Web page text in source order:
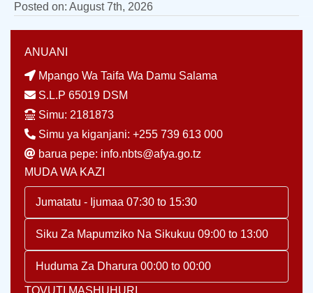
navigation
Posted on: August 7th, 2026
Record not found
ANUANI
Mpango Wa Taifa Wa Damu Salama
S.L.P 65019 DSM
Simu: 2181873
Simu ya kiganjani: +255 739 613 000
barua pepe: info.nbts@afya.go.tz
MUDA WA KAZI
Jumatatu - Ijumaa 07:30 to 15:30
Siku Za Mapumziko Na Sikukuu 09:00 to 13:00
Huduma Za Dharura 00:00 to 00:00
TOVUTI MASHUHURI